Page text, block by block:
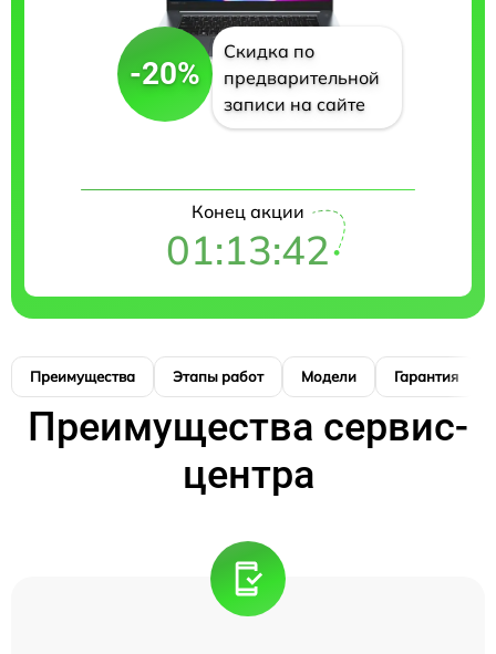
-20%
Скидка по
предварительной
записи на сайте
Конец акции
01:13:41
Преимущества Этапы работ Модели Гарантия
Преимущества сервис-
центра